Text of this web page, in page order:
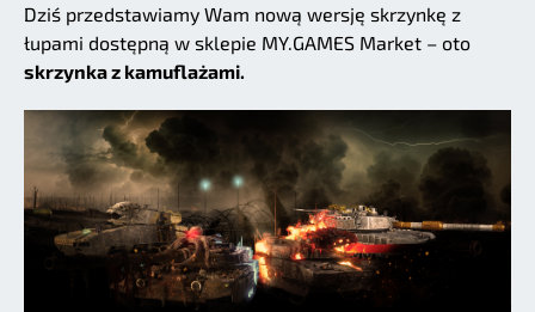
Dziś przedstawiamy Wam nową wersję skrzynkę z
łupami dostępną w sklepie MY.GAMES Market – oto
skrzynka z kamuflażami.